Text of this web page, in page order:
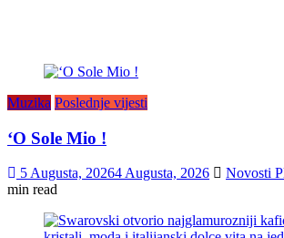
Muzika Poslednje vijesti
‘O Sole Mio !
5 Augusta, 20264 Augusta, 2026 Novosti
min read